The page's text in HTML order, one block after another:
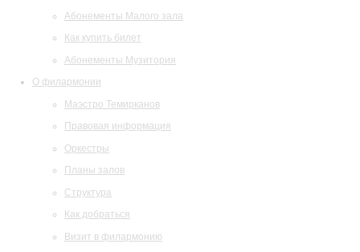
Абонементы Малого зала
Как купить билет
Абонементы Музитория
О филармонии
Маэстро Темирканов
Правовая информация
Оркестры
Планы залов
Структура
Как добраться
Визит в филармонию